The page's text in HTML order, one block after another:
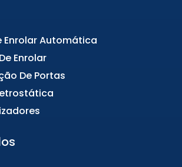
Enrolar Automática
Enrolar
De Portas